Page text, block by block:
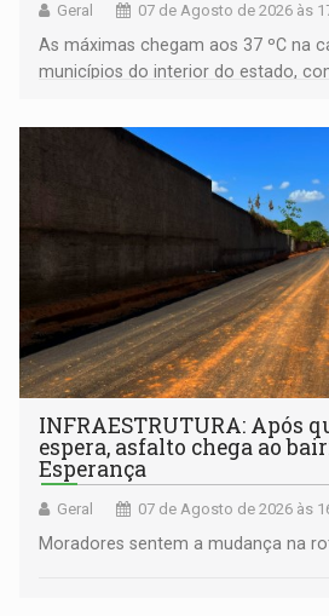
Geral 07 de Agosto de 2026 às
As máximas chegam aos 37 ºC na
municípios do interior do estado,
INFRAESTRUTURA: Após
espera, asfalto chega ao
Esperança
Geral 07 de Agosto de 2026 às
Moradores sentem a mudança na